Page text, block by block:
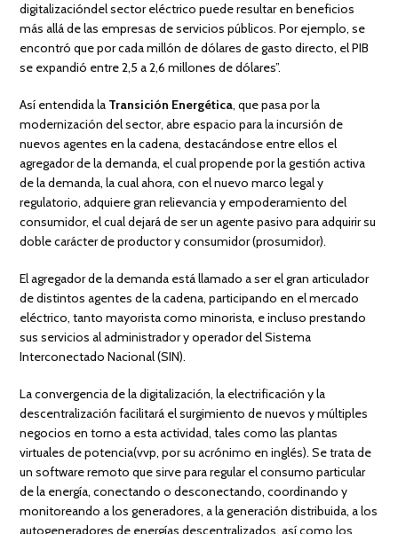
digitalizacióndel sector eléctrico puede resultar en beneficios
más allá de las empresas de servicios públicos. Por ejemplo, se
encontró que por cada millón de dólares de gasto directo, el PIB
se expandió entre 2,5 a 2,6 millones de dólares”.
Así entendida la Transición Energética, que pasa por la
modernización del sector, abre espacio para la incursión de
nuevos agentes en la cadena, destacándose entre ellos el
agregador de la demanda, el cual propende por la gestión activa
de la demanda, la cual ahora, con el nuevo marco legal y
regulatorio, adquiere gran relievancia y empoderamiento del
consumidor, el cual dejará de ser un agente pasivo para adquirir su
doble carácter de productor y consumidor (prosumidor).
El agregador de la demanda está llamado a ser el gran articulador
de distintos agentes de la cadena, participando en el mercado
eléctrico, tanto mayorista como minorista, e incluso prestando
sus servicios al administrador y operador del Sistema
Interconectado Nacional (SIN).
La convergencia de la digitalización, la electrificación y la
descentralización facilitará el surgimiento de nuevos y múltiples
negocios en torno a esta actividad, tales como las plantas
virtuales de potencia(vvp, por su acrónimo en inglés). Se trata de
un software remoto que sirve para regular el consumo particular
de la energía, conectando o desconectando, coordinando y
monitoreando a los generadores, a la generación distribuida, a los